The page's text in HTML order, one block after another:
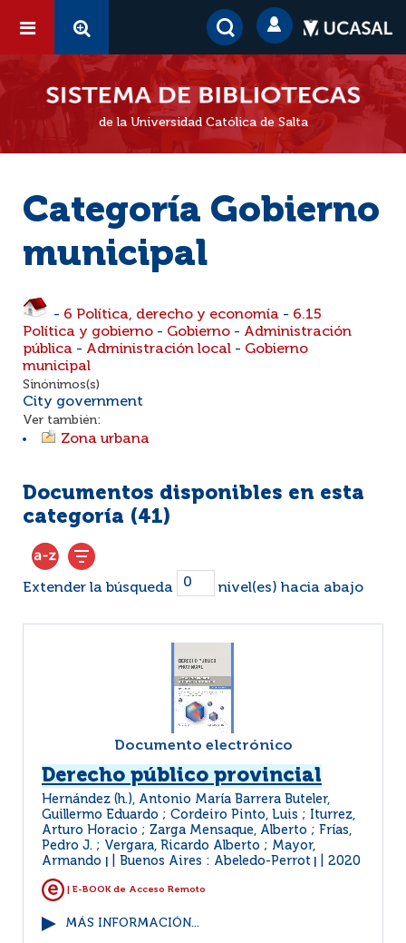
de la Universidad Católica de Salta
Categoría Gobierno
municipal
- 6 Política, derecho y economía - 6.15
Política y gobierno - Gobierno - Administración
pública - Administración local - Gobierno
municipal
Sinónimos(s)
City government
Ver también:
Zona urbana
Documentos disponibles en esta
categoría (41)
Extender la búsqueda nivel(es) hacia abajo
Documento electrónico
Derecho público provincial
Hernández (h.), Antonio María Barrera Buteler,
Guillermo Eduardo ; Cordeiro Pinto, Luis ; Iturrez,
Arturo Horacio ; Zarga Mensaque, Alberto ; Frías,
Pedro J. ; Vergara, Ricardo Alberto ; Mayor,
Armando
Buenos Aires : Abeledo-Perrot 2020
| E-BOOK de Acceso Remoto
MÁS INFORMACIÓN...